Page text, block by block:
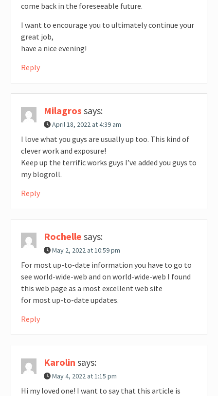
come back in the foreseeable future.
I want to encourage you to ultimately continue your
great job,
have a nice evening!
Reply
Milagros says:
April 18, 2022 at 4:39 am
I love what you guys are usually up too. This kind of
clever work and exposure!
Keep up the terrific works guys I’ve added you guys to
my blogroll.
Reply
Rochelle says:
May 2, 2022 at 10:59 pm
For most up-to-date information you have to go to
see world-wide-web and on world-wide-web I found
this web page as a most excellent web site
for most up-to-date updates.
Reply
Karolin says:
May 4, 2022 at 1:15 pm
Hi my loved one! I want to say that this article is